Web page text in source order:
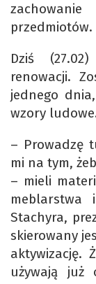
przedmiotów.
Dziś
renowacji.
jednego
wzory
– Prowadzę
mi na tym,
– mieli
meblarstwa
Stachyra,
skierowany
aktywizację.
używają